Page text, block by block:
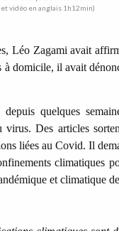
Léo Zagami avait
à domicile, il avait
quelques
virus. Des articles
liées au Covid. Il
climatiques
et climatique